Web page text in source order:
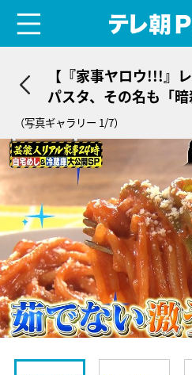
【『家事ヤロウ!!!』
パスタ、その名も「
みを直接吸収！
（写真ギャラリー 1/7）